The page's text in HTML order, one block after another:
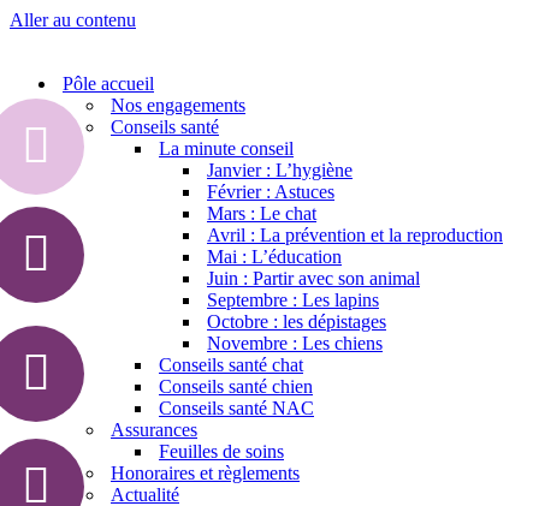
Aller au contenu
Pôle accueil
Nos engagements
Conseils santé
La minute conseil
Janvier : L’hygiène
Février : Astuces
Mars : Le chat
Avril : La prévention et la reproduction
Mai : L’éducation
Juin : Partir avec son animal
Septembre : Les lapins
Octobre : les dépistages
Novembre : Les chiens
Conseils santé chat
Conseils santé chien
Conseils santé NAC
Assurances
Feuilles de soins
Honoraires et règlements
Actualité